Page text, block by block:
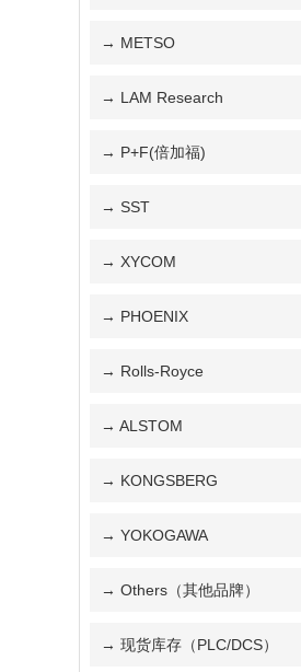
→ METSO
→ LAM Research
→ P+F(倍加福)
→ SST
→ XYCOM
→ PHOENIX
→ Rolls-Royce
→ ALSTOM
→ KONGSBERG
→ YOKOGAWA
→ Others（其他品牌）
→ 现货库存（PLC/DCS）